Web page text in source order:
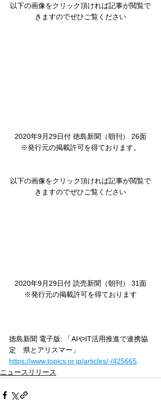
以下の画像をクリック頂ければ記事が閲覧で
きますのでぜひご覧ください
2020年9月29日付 徳島新聞（朝刊） 26面
※発行元の掲載許可を得ております。
以下の画像をクリック頂ければ記事が閲覧で
きますのでぜひご覧ください
2020年9月29日付 読売新聞（朝刊） 31面
※発行元の掲載許可を得ております
徳島新聞 電子版: 「AIやIT活用推進で連携協
定　県とアリスマー」
https://www.topics.or.jp/articles/-/425665
ニュースリリース